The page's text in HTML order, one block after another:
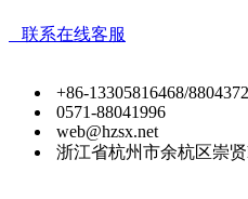
联系在线客服
+86-13305816468/
0571-88041996
web@hzsx.net
浙江省杭州市余杭区崇